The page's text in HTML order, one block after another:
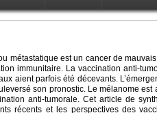
métastatique est un cancer de
immunitaire. La vaccination anti-
aient parfois été décevants.
son pronostic. Le mélanome
anti-tumorale. Cet article de
récents et les perspectives des